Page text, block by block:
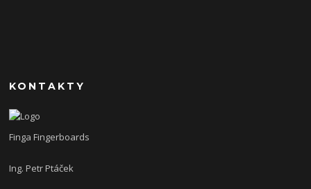
KONTAKTY
Finga Fingerboards
Ing. Petr Ptáček